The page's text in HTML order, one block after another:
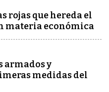
rojas que hereda el
materia económica
armados y
medidas del